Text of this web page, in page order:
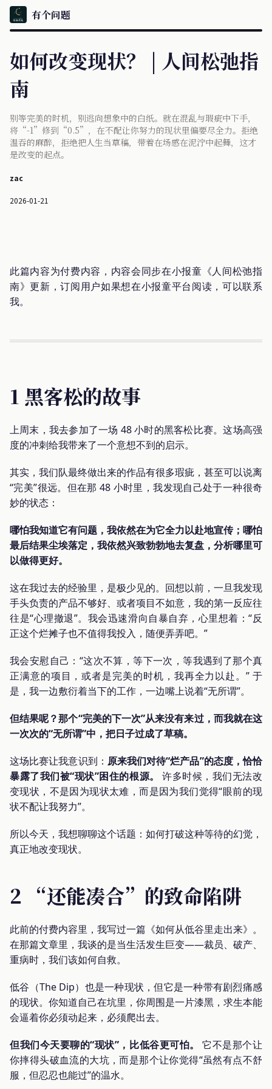
有个问题
如何改变现状？ | 人间松弛指
南
别等完美的时机，别逃向想象中的白纸。就在混乱与瑕疵中下手，
将“-1”修到“0.5”，在不配让你努力的现状里偏要尽全力。拒绝
温吞的麻醉，拒绝把人生当草稿，带着在场感在泥泞中起舞，这才
是改变的起点。
zac
2026-01-21
此篇内容为付费内容，内容会同步在小报童《人间松弛指
南》更新，订阅用户如果想在小报童平台阅读，可以联系
我。
1 黑客松的故事
上周末，我去参加了一场 48 小时的黑客松比赛。这场高强
度的冲刺给我带来了一个意想不到的启示。
其实，我们队最终做出来的作品有很多瑕疵，甚至可以说离
“完美”很远。但在那 48 小时里，我发现自己处于一种很奇
妙的状态：
哪怕我知道它有问题，我依然在为它全力以赴地宣传；哪怕
最后结果尘埃落定，我依然兴致勃勃地去复盘，分析哪里可
以做得更好。
这在我过去的经验里，是极少见的。回想以前，一旦我发现
手头负责的产品不够好、或者项目不如意，我的第一反应往
往是“心理撤退”。我会迅速滑向自暴自弃，心里想着：“反
正这个烂摊子也不值得我投入，随便弄弄吧。”
我会安慰自己：“这次不算，等下一次，等我遇到了那个真
正满意的项目，或者是完美的时机，我再全力以赴。” 于
是，我一边敷衍着当下的工作，一边嘴上说着“无所谓”。
但结果呢？那个“完美的下一次”从来没有来过，而我就在这
一次次的“无所谓”中，把日子过成了草稿。
这场比赛让我意识到： 原来我们对待“烂产品”的态度，恰恰
暴露了我们被“现状”困住的根源。
许多时候，我们无法改
变现状，不是因为现状太难，而是因为我们觉得“眼前的现
状不配让我努力”。
所以今天，我想聊聊这个话题：如何打破这种等待的幻觉，
真正地改变现状。
2 “还能凑合”的致命陷阱
此前的付费内容里，我写过一篇《如何从低谷里走出来》。
在那篇文章里，我谈的是当生活发生巨变——裁员、破产、
重病时，我们该如何自救。
低谷（The Dip）也是一种现状，但它是一种带有剧烈痛感
的现状。你知道自己在坑里，你周围是一片漆黑，求生本能
会逼着你必须动起来，必须爬出去。
但我们今天要聊的“现状”，比低谷更可怕。
它不是那个让
你摔得头破血流的大坑，而是那个让你觉得“虽然有点不舒
服，但忍忍也能过”的温水。